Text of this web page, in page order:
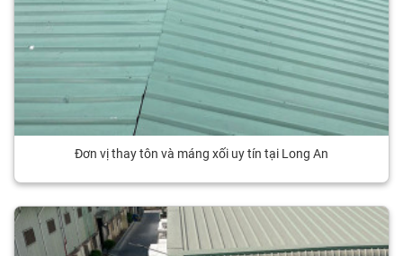
Đơn vị thay tôn và máng xối uy tín tại Long An